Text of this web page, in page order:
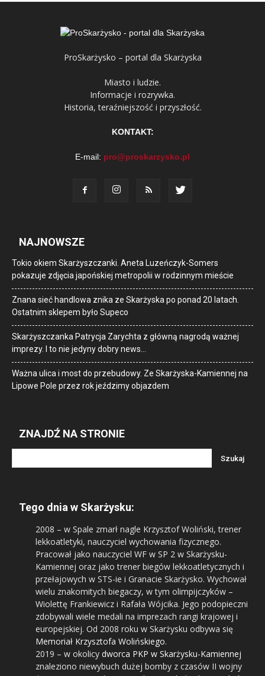
ProSkarżysko – portal dla Skarżyska
Miasto i ludzie.
Informacje i rozrywka.
Historia, teraźniejszość i przyszłość.
KONTAKT:
E-mail: pro@proskarzysko.pl
NAJNOWSZE
Tokio okiem Skarżyszczanki. Aneta Luzeńczyk-Somers
pokazuje zdjęcia japońskiej metropolii w rodzinnym mieście
Znana sieć handlowa znika ze Skarżyska po ponad 20 latach.
Ostatnim sklepem było Supeco
Skarżyszczanka Patrycja Zarychta z główną nagrodą ważnej
imprezy. I to nie jedyny dobry news…
Ważna ulica i most do przebudowy. Ze Skarżyska-Kamiennej na
Lipowe Pole przez rok jeździmy objazdem
ZNAJDŹ NA STRONIE
Tego dnia w Skarżysku:
2008 – w Spale zmarł nagle Krzysztof Woliński, trener
lekkoatletyki, nauczyciel wychowania fizycznego.
Pracował jako nauczyciel WF w SP 2 w Skarżysku-
Kamiennej oraz jako trener biegów lekkoatletycznych i
przełajowych w STS-ie i Granacie Skarżysko. Wychował
wielu znakomitych biegaczy, w tym olimpijczyków –
Wiolettę Frankiewicz i Rafała Wójcika. Jego podopieczni
zdobywali wiele medali na imprezach rangi krajowej i
europejskiej. Od 2008 roku w Skarżysku odbywa się
Memoriał Krzysztofa Wolińskiego.
2019 – w okolicy dworca PKP w Skarżysku-Kamiennej
znaleziono niewybuch dużej bomby z czasów II wojny